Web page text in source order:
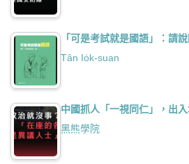
「可是考試就是國語」：請
Tân Io̍k-suan
中國抓人「一視同仁」，出
黑熊學院